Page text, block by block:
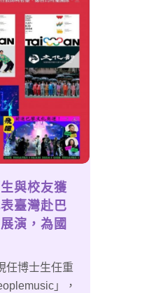
與校友獲
臺灣赴巴
演，為國
任博士生任重
」，